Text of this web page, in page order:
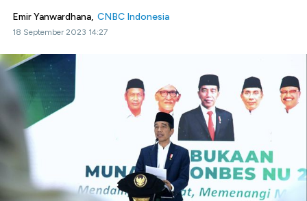
Emir Yanwardhana, CNBC Indonesia
18 September 2023 14:27